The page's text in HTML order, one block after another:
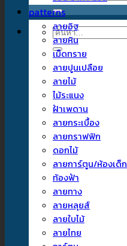
ค้นหา:
patterns
ลายอิฐ
ลายหิน
เม็ดทราย
ลายปูนเปลือย
ลายไม้
ไม้ระแนง
ฝ้าเพดาน
ลายกระเบื้อง
ลายกราฟฟิก
ดอกไม้
ลายการ์ตูน/ห้องเด็ก
ท้องฟ้า
ลายทาง
ลายหลุยส์
ลายใบไม้
ลายไทย